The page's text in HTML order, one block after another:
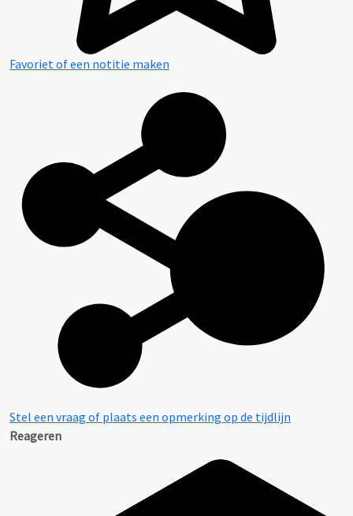
Favoriet of een notitie maken
Stel een vraag of plaats een opmerking op de tijdlijn
Reageren